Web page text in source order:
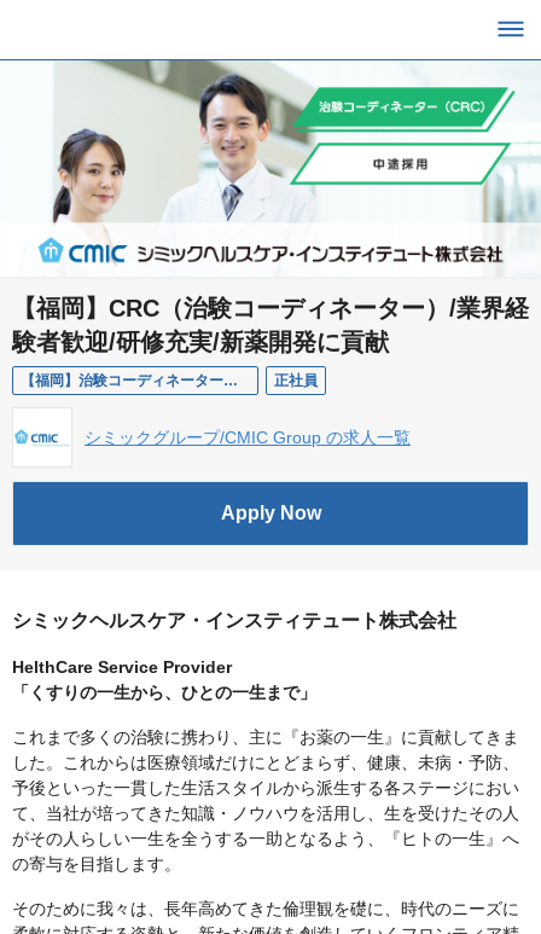
【福岡】CRC（治験コーディネーター）/業界経
験者歓迎/研修充実/新薬開発に貢献
【福岡】治験コーディネーター（CRC）/経験者/CHI 正社員
シミックグループ/CMIC Group の求人一覧
Apply Now
シミックヘルスケア・インスティテュート株式会社
HelthCare Service Provider
「くすりの一生から、ひとの一生まで」
これまで多くの治験に携わり、主に『お薬の一生』に貢献してきま
した。これからは医療領域だけにとどまらず、健康、未病・予防、
予後といった一貫した生活スタイルから派生する各ステージにおい
て、当社が培ってきた知識・ノウハウを活用し、生を受けたその人
がその人らしい一生を全うする一助となるよう、『ヒトの一生』へ
の寄与を目指します。
そのために我々は、長年高めてきた倫理観を礎に、時代のニーズに